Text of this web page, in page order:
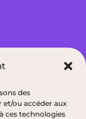
des
et/ou accéder aux
ces technologies
Blvd
G8B 5N3